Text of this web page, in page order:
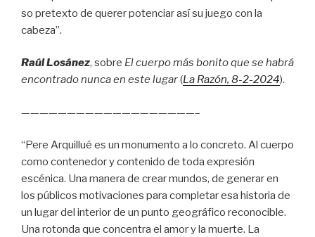
so pretexto de querer potenciar así su juego con la
cabeza”.
Raúl Losánez, sobre El cuerpo más bonito que se habrá
encontrado nunca en este lugar(La Razón, 8-2-2024).
———————————————————–
“Pere Arquillué es un monumento a lo concreto. Al cuerpo
como contenedor y contenido de toda expresión
escénica. Una manera de crear mundos, de generar en
los públicos motivaciones para completar esa historia de
un lugar del interior de un punto geográfico reconocible.
Una rotonda que concentra el amor y la muerte. La